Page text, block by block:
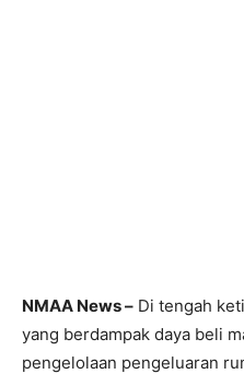
NMAA News – Di tengah
yang berdampak daya beli
pengelolaan pengeluaran